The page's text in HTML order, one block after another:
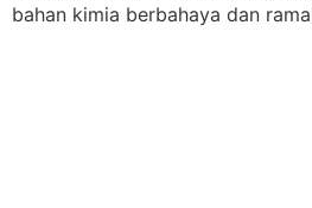
bahan kimia berbahaya dan